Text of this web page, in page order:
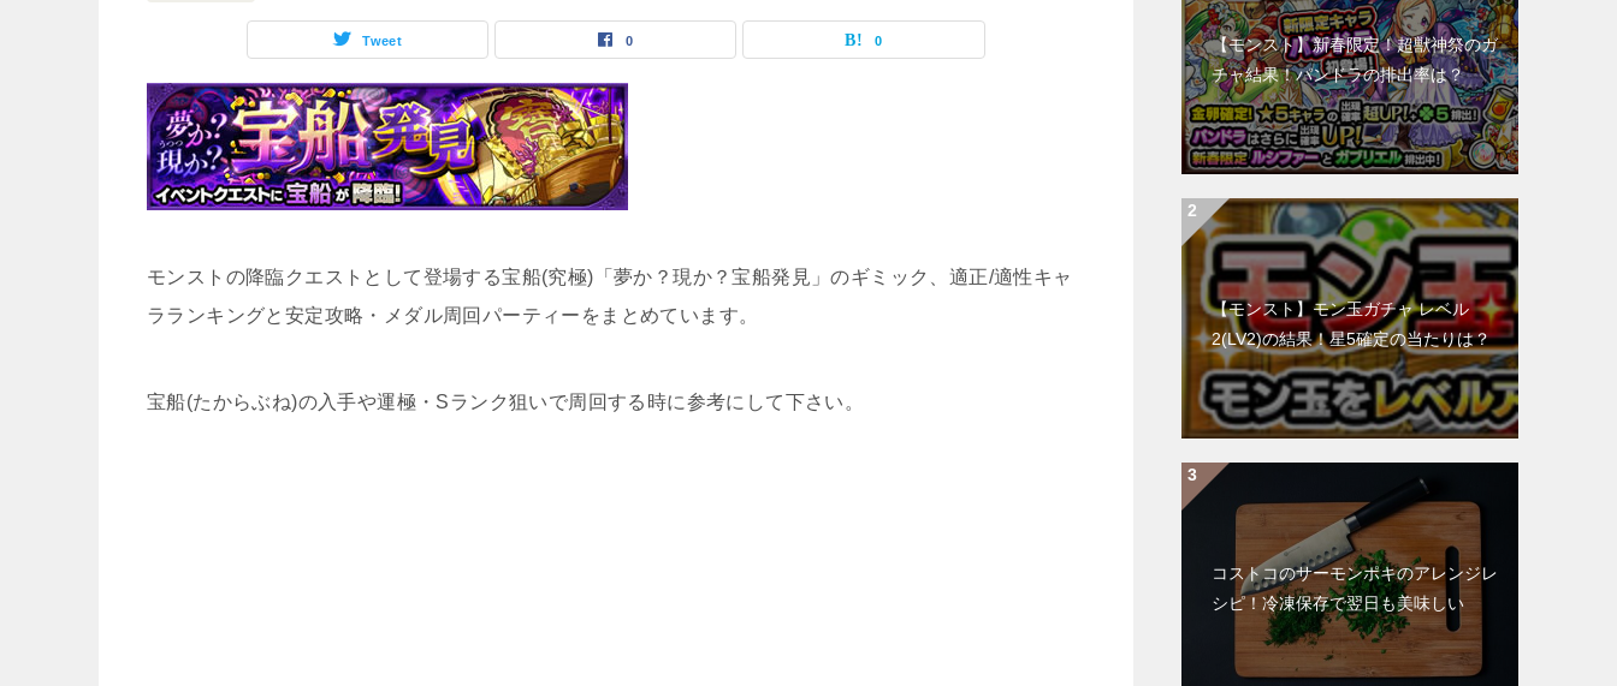
Tweet 0 0
モンストの降臨クエストとして登場する宝船(究極)「夢か？現か？宝船発見」のギミック、適正/適性キャ
ラランキングと安定攻略・メダル周回パーティーをまとめています。
宝船(たからぶね)の入手や運極・Sランク狙いで周回する時に参考にして下さい。
【モンスト】新春限定！超獣神祭のガ
チャ結果！パンドラの排出率は？
【モンスト】モン玉ガチャ レベル
2(LV2)の結果！星5確定の当たりは？
コストコのサーモンポキのアレンジレ
シピ！冷凍保存で翌日も美味しい